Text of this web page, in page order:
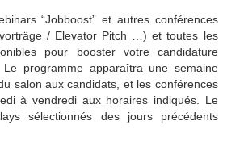
“Jobboost” et autres conférences
/ Elevator Pitch …) et toutes les
pour booster votre candidature
Le programme apparaîtra une semaine
salon aux candidats, et les conférences
à vendredi aux horaires indiqués. Le
sélectionnés des jours précédents